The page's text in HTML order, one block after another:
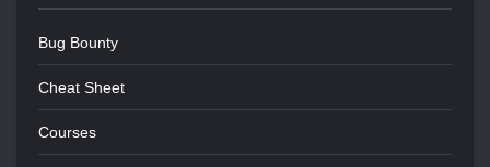
Bug Bounty
Cheat Sheet
Courses